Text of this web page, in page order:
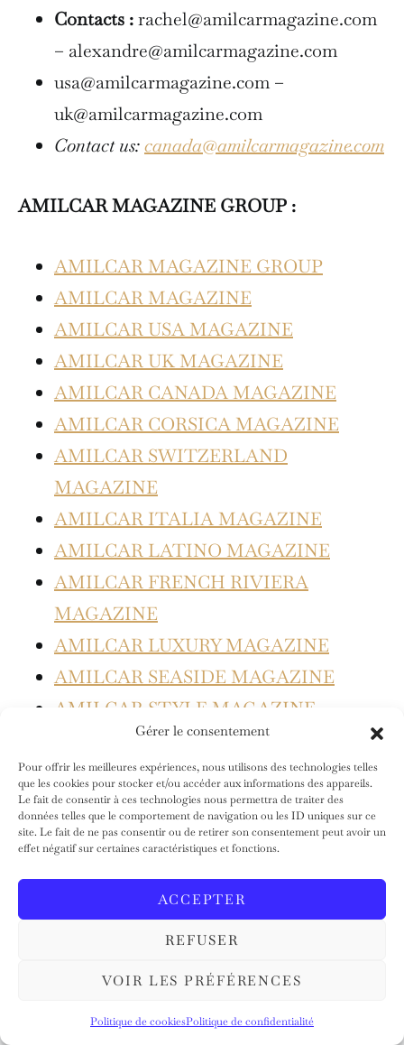
Gérer le consentement
Pour offrir les meilleures expériences, nous utilisons des technologies telles
que les cookies pour stocker et/ou accéder aux informations des appareils.
Le fait de consentir à ces technologies nous permettra de traiter des
données telles que le comportement de navigation ou les ID uniques sur ce
site. Le fait de ne pas consentir ou de retirer son consentement peut avoir un
effet négatif sur certaines caractéristiques et fonctions.
ACCEPTER
REFUSER
VOIR LES PRÉFÉRENCES
Politique de cookiesPolitique de confidentialité
Contacts :rachel@amilcarmagazine.com
– alexandre@amilcarmagazine.com
usa@amilcarmagazine.com –
uk@amilcarmagazine.com
Contact us:canada@amilcarmagazine.com
AMILCAR MAGAZINE GROUP :
AMILCAR MAGAZINE GROUP
AMILCAR MAGAZINE
AMILCAR USA MAGAZINE
AMILCAR UK MAGAZINE
AMILCAR CANADA MAGAZINE
AMILCAR CORSICA MAGAZINE
AMILCAR SWITZERLAND
MAGAZINE
AMILCAR ITALIA MAGAZINE
AMILCAR LATINO MAGAZINE
AMILCAR FRENCH RIVIERA
MAGAZINE
AMILCAR LUXURY MAGAZINE
AMILCAR SEASIDE MAGAZINE
AMILCAR STYLE MAGAZINE
AMILCAR STYLE & BEAUTY
MAGAZINE
AMILCAR BEAUTY MAGAZINE
AMILCAR FASHION MAGAZINE
AMILCAR MOTORS MAGAZINE
AMILCAR GOURMET MAGAZINE
AMILCAR BUSINESS MAGAZINE
AMILCAR KIDS MAGAZINE